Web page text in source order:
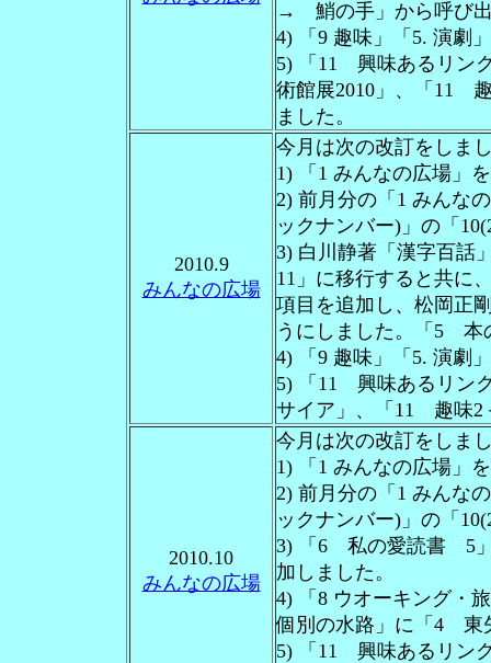
→ 鮹の手」から呼び
4) 「9 趣味」「5. 演劇
5) 「11 興味あるリン
術館展2010」、「11
ました。
2010.9
みんなの広場
今月は次の改訂をしま
1) 「1 みんなの広場」
2) 前月分の「1 みんな
ックナンバー)」の「
3) 白川静著「漢字百
11」に移行すると共に
項目を追加し、松岡正
うにしました。「5 本
4) 「9 趣味」「5. 演劇
5) 「11 興味あるリン
サイア」、「11 趣味2
2010.10
みんなの広場
今月は次の改訂をしま
1) 「1 みんなの広場」
2) 前月分の「1 みんな
ックナンバー)」の「
3) 「6 私の愛読書 5
加しました。
4) 「8 ウオーキング
個別の水路」に「4 東
5) 「11 興味あるリン